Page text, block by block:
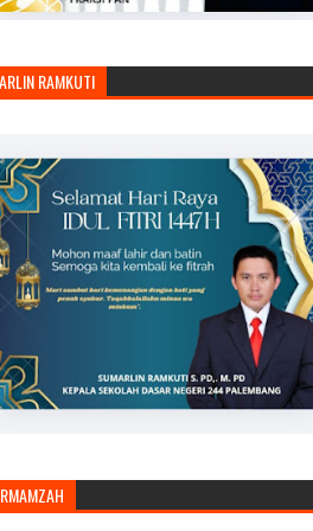
RAMKUTI